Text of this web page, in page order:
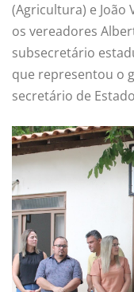
(Agricultura) e João
os vereadores
subsecretário
que representou o
secretário de